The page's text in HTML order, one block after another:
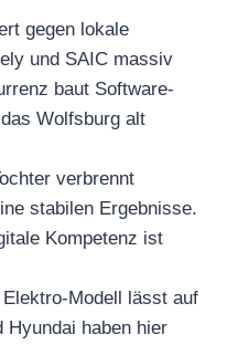
gegen lokale
und SAIC massiv
baut Software-
Wolfsburg alt
verbrennt
stabilen Ergebnisse.
Kompetenz ist
Modell lässt auf
Hyundai haben hier